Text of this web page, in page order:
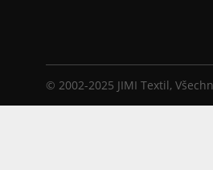
© 2002-2025 JIMI Textil,